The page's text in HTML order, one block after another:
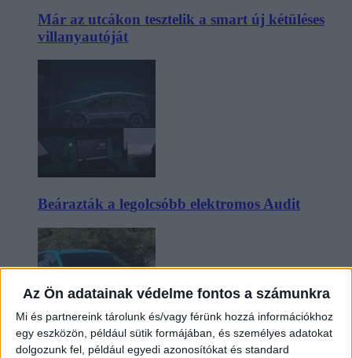
Az Ön adatainak védelme fontos a számunkra
Mi és partnereink tárolunk és/vagy férünk hozzá információkhoz
egy eszközön, például sütik formájában, és személyes adatokat
dolgozunk fel, például egyedi azonosítókat és standard
Már az utcákon tesztelik a smart új kétüléses
villanyautóját
Beárazták a legolcsóbb elektromos Audit